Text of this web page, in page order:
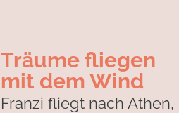
Träume fliegen
mit dem Wind
Franzi fliegt nach Athen,